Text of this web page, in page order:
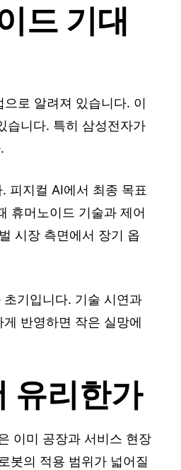
드 기대
로 알려져 있습니다. 이
습니다. 특히 삼성전자가
피지컬 AI에서 최종 목표
휴머노이드 기술과 제어
시장 측면에서 장기 옵
기입니다. 기술 시연과
반영하면 작은 실망에
유리한가
이미 공장과 서비스 현장
봇의 적용 범위가 넓어질